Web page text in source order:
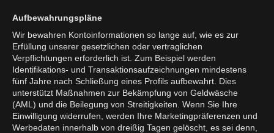
Aufbewahrungspläne
Wir bewahren Kontoinformationen so lange auf, wie es zur
Erfüllung unserer gesetzlichen oder vertraglichen
Verpflichtungen erforderlich ist. Zum Beispiel werden
Identifikations- und Transaktionsaufzeichnungen mindestens
fünf Jahre nach Schließung eines Profils aufbewahrt. Dies
unterstützt Maßnahmen zur Bekämpfung von Geldwäsche
(AML) und die Beilegung von Streitigkeiten. Wenn Sie Ihre
Einwilligung widerrufen, werden Ihre Marketingpräferenzen und
Werbedaten innerhalb von dreißig Tagen gelöscht, es sei denn,